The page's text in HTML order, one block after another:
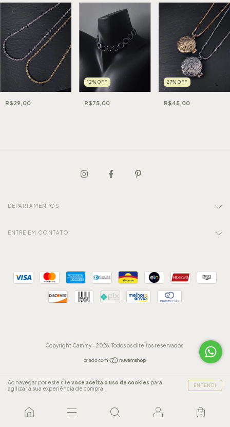
Ao navegar por este site você aceita o uso de cookies para
agilizar a sua experiência de compra.
ENTENDI
0
R$29,00
12%OFF
R$75,00
27% OFF
R$45,00
DEPARTAMENTOS
ENTRE EM CONTATO
Copyright Cammy - 2026. Todos os direitos reservados.